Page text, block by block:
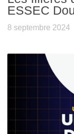
ESSEC
8 septembre 2024